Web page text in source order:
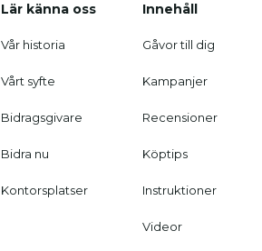
Lär känna oss
Vår historia
Vårt syfte
Bidragsgivare
Bidra nu
Kontorsplatser
Innehåll
Gåvor till dig
Kampanjer
Recensioner
Köptips
Instruktioner
Videor